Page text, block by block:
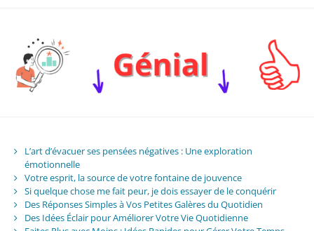
L’art d’évacuer ses pensées négatives : Une exploration
émotionnelle
Votre esprit, la source de votre fontaine de jouvence
Si quelque chose me fait peur, je dois essayer de le conquérir
Des Réponses Simples à Vos Petites Galères du Quotidien
Des Idées Éclair pour Améliorer Votre Vie Quotidienne